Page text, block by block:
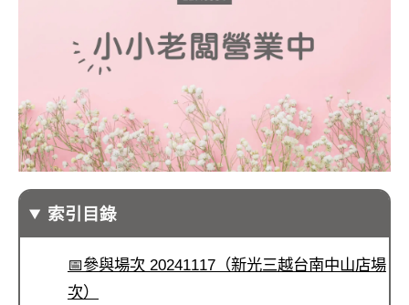
索引目錄
📅參與場次 20241117（新光三越台南中山店場
次）